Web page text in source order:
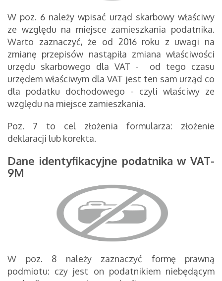
W poz. 6 należy wpisać urząd skarbowy właściwy
ze względu na miejsce zamieszkania podatnika.
Warto zaznaczyć, że od 2016 roku z uwagi na
zmianę przepisów nastąpiła zmiana właściwości
urzędu skarbowego dla VAT - od tego czasu
urzędem właściwym dla VAT jest ten sam urząd co
dla podatku dochodowego - czyli właściwy ze
względu na miejsce zamieszkania.
Poz. 7 to cel złożenia formularza: złożenie
deklaracji lub korekta.
Dane identyfikacyjne podatnika w VAT-
9M
W poz. 8 należy zaznaczyć formę prawną
podmiotu: czy jest on podatnikiem niebędącym